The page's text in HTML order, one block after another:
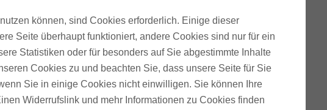
durch!
Einarbeitungsphase:
zusammen, um die
und bekommst einen
können, sind Cookies erforderlich. Einige dieser
Seite überhaupt funktioniert, andere Cookies sind nur für ein
Statistiken oder für besonders auf Sie abgestimmte Inhalte
Cookies zu und beachten Sie, dass unsere Seite für Sie
Sie in einige Cookies nicht einwilligen. Sie können Ihre
Widerrufslink und mehr Informationen zu Cookies finden